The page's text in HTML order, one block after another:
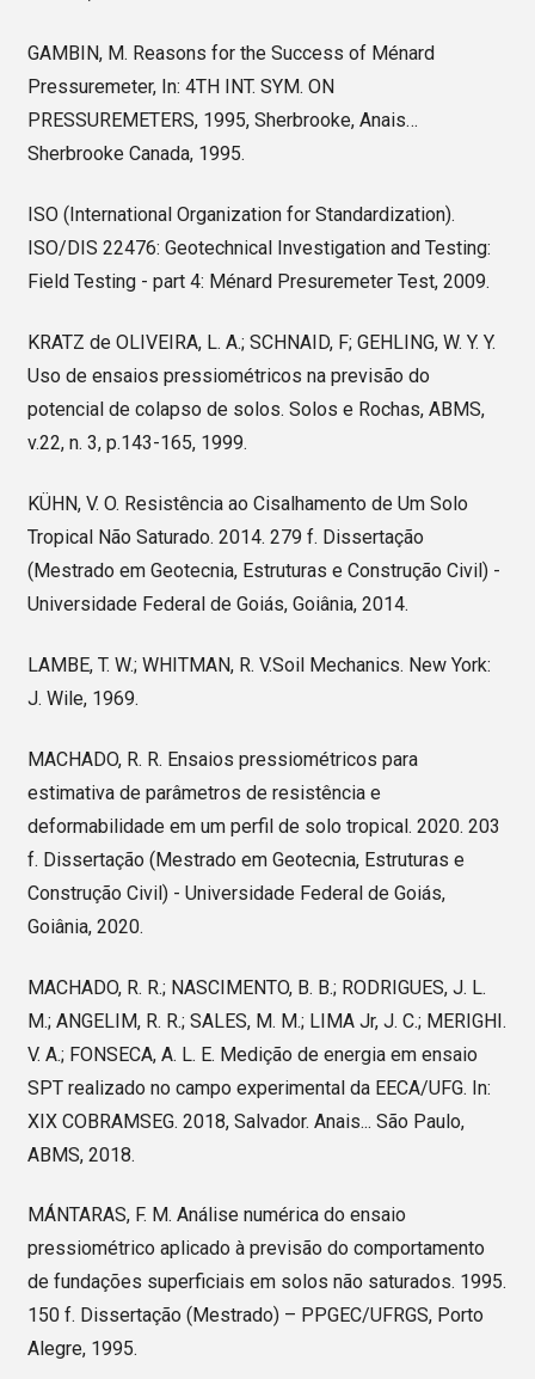
GAMBIN, M. Reasons for the Success of Ménard
Pressuremeter, In: 4TH INT. SYM. ON
PRESSUREMETERS, 1995, Sherbrooke, Anais…
Sherbrooke Canada, 1995.
ISO (International Organization for Standardization).
ISO/DIS 22476: Geotechnical Investigation and Testing:
Field Testing - part 4: Ménard Presuremeter Test, 2009.
KRATZ de OLIVEIRA, L. A.; SCHNAID, F; GEHLING, W. Y. Y.
Uso de ensaios pressiométricos na previsão do
potencial de colapso de solos. Solos e Rochas, ABMS,
v.22, n. 3, p.143-165, 1999.
KÜHN, V. O. Resistência ao Cisalhamento de Um Solo
Tropical Não Saturado. 2014. 279 f. Dissertação
(Mestrado em Geotecnia, Estruturas e Construção Civil) -
Universidade Federal de Goiás, Goiânia, 2014.
LAMBE, T. W.; WHITMAN, R. V.Soil Mechanics. New York:
J. Wile, 1969.
MACHADO, R. R. Ensaios pressiométricos para
estimativa de parâmetros de resistência e
deformabilidade em um perfil de solo tropical. 2020. 203
f. Dissertação (Mestrado em Geotecnia, Estruturas e
Construção Civil) - Universidade Federal de Goiás,
Goiânia, 2020.
MACHADO, R. R.; NASCIMENTO, B. B.; RODRIGUES, J. L.
M.; ANGELIM, R. R.; SALES, M. M.; LIMA Jr, J. C.; MERIGHI.
V. A.; FONSECA, A. L. E. Medição de energia em ensaio
SPT realizado no campo experimental da EECA/UFG. In:
XIX COBRAMSEG. 2018, Salvador. Anais... São Paulo,
ABMS, 2018.
MÁNTARAS, F. M. Análise numérica do ensaio
pressiométrico aplicado à previsão do comportamento
de fundações superficiais em solos não saturados. 1995.
150 f. Dissertação (Mestrado) – PPGEC/UFRGS, Porto
Alegre, 1995.